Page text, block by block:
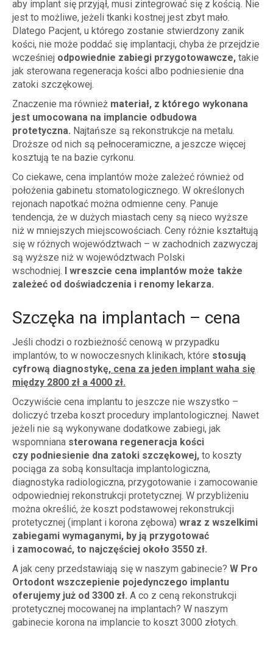
aby implant się przyjął, musi zintegrować się z kością. Nie
jest to możliwe, jeżeli tkanki kostnej jest zbyt mało.
Dlatego Pacjent, u którego zostanie stwierdzony zanik
kości, nie może poddać się implantacji, chyba że przejdzie
wcześniej odpowiednie zabiegi przygotowawcze, takie
jak sterowana regeneracja kości albo podniesienie dna
zatoki szczękowej.
Znaczenie ma również materiał, z którego wykonana
jest umocowana na implancie odbudowa
protetyczna. Najtańsze są rekonstrukcje na metalu.
Droższe od nich są pełnoceramiczne, a jeszcze więcej
kosztują te na bazie cyrkonu.
Co ciekawe, cena implantów może zależeć również od
położenia gabinetu stomatologicznego. W określonych
rejonach napotkać można odmienne ceny. Panuje
tendencja, że w dużych miastach ceny są nieco wyższe
niż w mniejszych miejscowościach. Ceny różnie kształtują
się w różnych województwach – w zachodnich zazwyczaj
są wyższe niż w województwach Polski
wschodniej. I wreszcie cena implantów może także
zależeć od doświadczenia i renomy lekarza.
Szczęka na implantach – cena
Jeśli chodzi o rozbieżność cenową w przypadku
implantów, to w nowoczesnych klinikach, które stosują
cyfrową diagnostykę, cena za jeden implant waha się
między 2800 zł a 4000 zł.
Oczywiście cena implantu to jeszcze nie wszystko –
doliczyć trzeba koszt procedury implantologicznej. Nawet
jeżeli nie są wykonywane dodatkowe zabiegi, jak
wspomniana sterowana regeneracja kości
czy podniesienie dna zatoki szczękowej, to koszty
pociąga za sobą konsultacja implantologiczna,
diagnostyka radiologiczna, przygotowanie i zamocowanie
odpowiedniej rekonstrukcji protetycznej. W przybliżeniu
można określić, że koszt podstawowej rekonstrukcji
protetycznej (implant i korona zębowa) wraz z wszelkimi
zabiegami wymaganymi, by ją przygotować
i zamocować, to najczęściej około 3550 zł.
A jak ceny przedstawiają się w naszym gabinecie? W Pro
Ortodont wszczepienie pojedynczego implantu
oferujemy już od 3300 zł. A co z ceną rekonstrukcji
protetycznej mocowanej na implantach? W naszym
gabinecie korona na implancie to koszt 3000 złotych.